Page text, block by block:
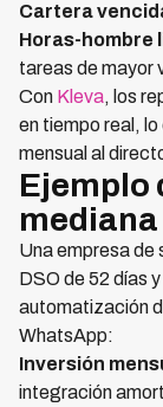
Cartera
Horas-hombre
tareas de mayor
Con Kleva, los
en tiempo real,
mensual al
Ejemplo
Una empresa
DSO de 52 días
automatización
WhatsApp:
Inversión
integración